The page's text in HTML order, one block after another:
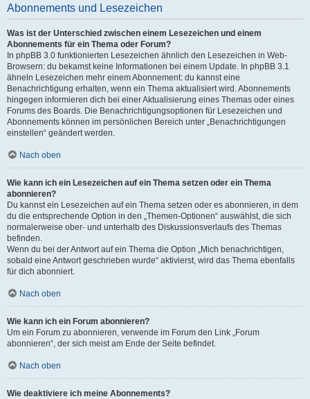
Abonnements und Lesezeichen
Was ist der Unterschied zwischen einem Lesezeichen und einem
Abonnements für ein Thema oder Forum?
In phpBB 3.0 funktionierten Lesezeichen ähnlich den Lesezeichen in Web-
Browsern: du bekamst keine Informationen bei einem Update. In phpBB 3.1
ähneln Lesezeichen mehr einem Abonnement: du kannst eine
Benachrichtigung erhalten, wenn ein Thema aktualisiert wird. Abonnements
hingegen informieren dich bei einer Aktualisierung eines Themas oder eines
Forums des Boards. Die Benachrichtigungsoptionen für Lesezeichen und
Abonnements können im persönlichen Bereich unter „Benachrichtigungen
einstellen“ geändert werden.
Nach oben
Wie kann ich ein Lesezeichen auf ein Thema setzen oder ein Thema
abonnieren?
Du kannst ein Lesezeichen auf ein Thema setzen oder es abonnieren, in dem
du die entsprechende Option in den „Themen-Optionen“ auswählst, die sich
normalerweise ober- und unterhalb des Diskussionsverlaufs des Themas
befinden.
Wenn du bei der Antwort auf ein Thema die Option „Mich benachrichtigen,
sobald eine Antwort geschrieben wurde“ aktivierst, wird das Thema ebenfalls
für dich abonniert.
Nach oben
Wie kann ich ein Forum abonnieren?
Um ein Forum zu abonnieren, verwende im Forum den Link „Forum
abonnieren“, der sich meist am Ende der Seite befindet.
Nach oben
Wie deaktiviere ich meine Abonnements?